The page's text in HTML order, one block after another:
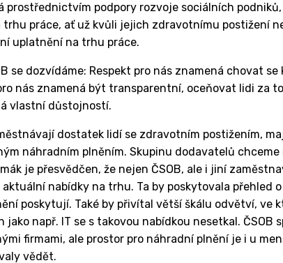
prostřednictvím podpory rozvoje sociálních
práce, ať už kvůli jejich zdravotnímu postižení
uplatnění na trhu práce.
se dozvídáme: Respekt pro nás znamená chovat
nás znamená být transparentní, oceňovat lidi za
vlastní důstojností.
dostatek lidí se zdravotním postižením,
náhradním plněním. Skupinu dodavatelů
je přesvědčen, že nejen ČSOB, ale i jiní
aktuální nabídky na trhu. Ta by poskytovala přehled
poskytují. Také by přivítal větší škálu odvětví, ve
jako např. IT se s takovou nabídkou nesetkal. ČSOB
firmami, ale prostor pro náhradní plnění je i u
vědět.